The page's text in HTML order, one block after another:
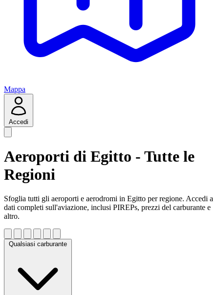
Mappa
Accedi
Aeroporti di Egitto - Tutte le
Regioni
Sfoglia tutti gli aeroporti e aerodromi in Egitto per regione. Accedi a
dati completi sull'aviazione, inclusi PIREPs, prezzi del carburante e
altro.
Qualsiasi carburante